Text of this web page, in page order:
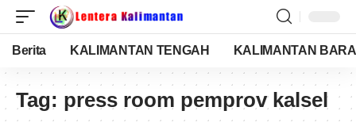
Berita KALIMANTAN TENGAH KALIMANTAN
Tag: press room pemprov kalsel